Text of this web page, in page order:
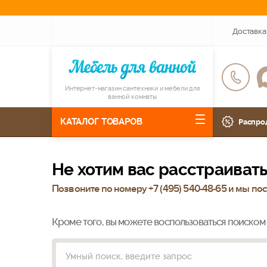
Доставка
Интернет-магазин сантехники и мебели для
ванной комнаты
КАТАЛОГ ТОВАРОВ
Не хотим вас
Позвоните по номеру +7 (495) 540-48-65и мы
Кроме того, вы можете воспользоваться поиском